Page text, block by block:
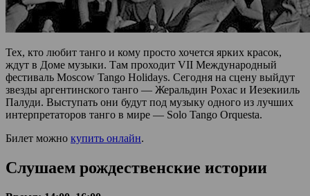
Тех, кто любит танго и кому просто хочется ярких красок,
ждут в Доме музыки. Там проходит VII Международный
фестиваль Moscow Tango Holidays. Сегодня на сцену выйдут
звезды аргентинского танго — Жеральдин Рохас и Иезекииль
Палуди. Выступать они будут под музыку одного из лучших
интерпретаторов танго в мире — Solo Tango Orquesta.
Билет можно купить онлайн.
Слушаем рождественские истории